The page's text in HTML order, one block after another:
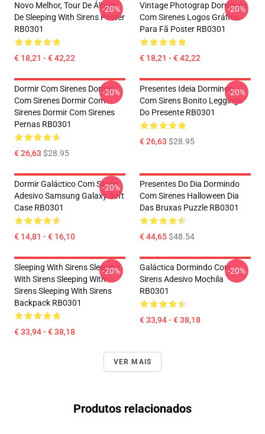
Novo Melhor, Tour De Álbum
De Sleeping With Sirens Poster
RB0301
€ 18,21 - € 42,22
-20%
Vintage Photograp Dormindo
Com Sirenes Logos Gráfico
Para Fã Poster RB0301
€ 18,21 - € 42,22
-20%
Dormir Com Sirenes Dormir
Com Sirenes Dormir Com
Sirenes Dormir Com Sirenes
Pernas RB0301
€ 26,63 $28.95
-20%
Presentes Ideia Dormindo
Com Sirens Bonito Leggings
Do Presente RB0301
€ 26,63 $28.95
-20%
Dormir Galáctico Com Sirens
Adesivo Samsung Galaxy Soft
Case RB0301
€ 14,81 - € 16,10
-20%
Presentes Do Dia Dormindo
Com Sirenes Halloween Dia
Das Bruxas Puzzle RB0301
€ 44,65$48.54
Sleeping With Sirens Sleeping
With Sirens Sleeping With
Sirens Sleeping With Sirens
Backpack RB0301
€ 33,94 - € 38,18
-20%
Galáctica Dormindo Com
Sirens Adesivo Mochila
RB0301
€ 33,94 - € 38,18
-20%
VER MAIS
Produtos relacionados